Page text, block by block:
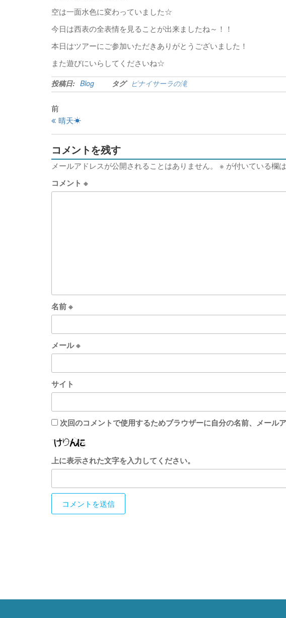
空は一面水色に変わっていました☆
今日は西表の全表情を見ることが出来ましたね～！！
本日はツアーにご参加いただきありがとうございました！
また遊びにいらしてくださいね☆
投稿日: Blog タグ ピナイサーラの滝
前
晴天☀
コメントを残す
メールアドレスが公開されることはありません。 ※ が付いている欄
コメント ※
名前※
メール※
サイト
次回のコメントで使用するためブラウザーに自分の名前、メール
上に表示された文字を入力してください。